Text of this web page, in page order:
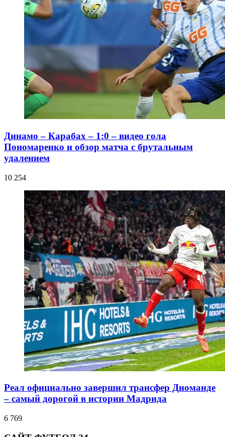
Динамо – Карабах – 1:0 – видео гола
Пономаренко и обзор матча с брутальным
удалением
10 254
Реал официально завершил трансфер Диоманде
– самый дорогой в истории Мадрида
6 769